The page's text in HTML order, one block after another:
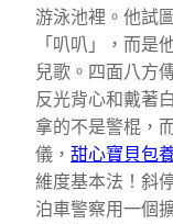
游泳池裡。他試
「叭叭」，而是
兒歌。四面八方
反光背心和戴著
拿的不是警棍，
儀， 甜心寶貝包
維度基本法！斜
泊車警察用一個